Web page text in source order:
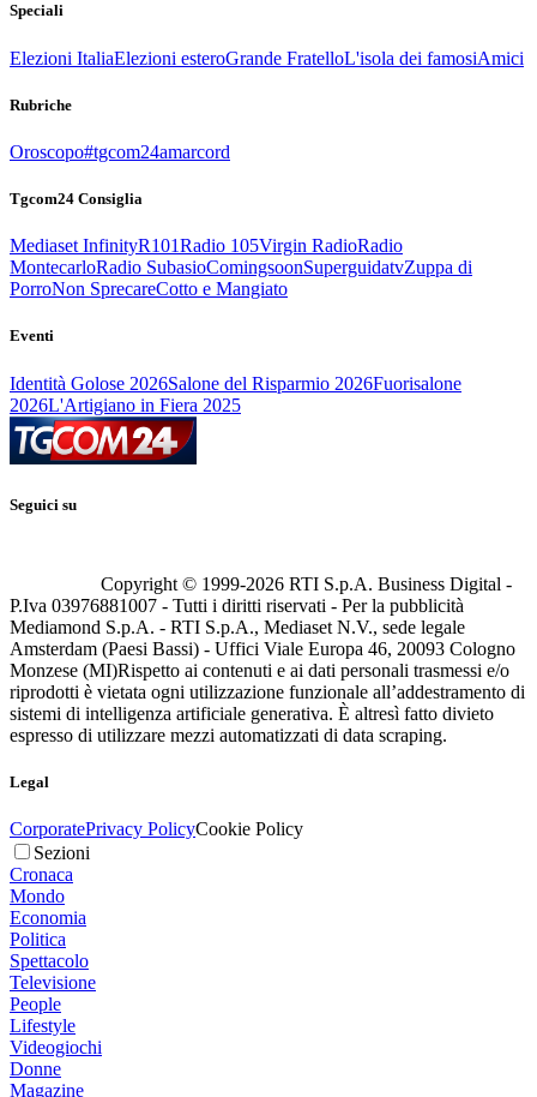
Speciali
Elezioni ItaliaElezioni esteroGrande FratelloL'isola dei famosiAmici
Rubriche
Oroscopo#tgcom24amarcord
Tgcom24 Consiglia
Mediaset InfinityR101Radio 105Virgin RadioRadio
MontecarloRadio SubasioComingsoonSuperguidatvZuppa di
PorroNon SprecareCotto e Mangiato
Eventi
Identità Golose 2026Salone del Risparmio 2026Fuorisalone
2026L'Artigiano in Fiera 2025
Seguici su
Copyright © 1999-2026 RTI S.p.A. Business Digital -
P.Iva 03976881007 - Tutti i diritti riservati - Per la pubblicità
Mediamond S.p.A. - RTI S.p.A., Mediaset N.V., sede legale
Amsterdam (Paesi Bassi) - Uffici Viale Europa 46, 20093 Cologno
Monzese (MI)Rispetto ai contenuti e ai dati personali trasmessi e/o
riprodotti è vietata ogni utilizzazione funzionale all’addestramento di
sistemi di intelligenza artificiale generativa. È altresì fatto divieto
espresso di utilizzare mezzi automatizzati di data scraping.
Legal
CorporatePrivacy PolicyCookie Policy
Sezioni
Cronaca
Mondo
Economia
Politica
Spettacolo
Televisione
People
Lifestyle
Videogiochi
Donne
Magazine